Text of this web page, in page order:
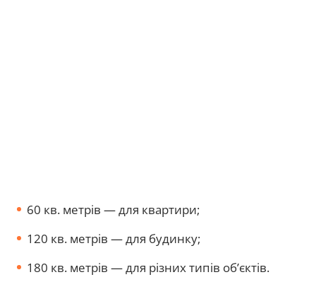
60 кв. метрів — для квартири;
120 кв. метрів — для будинку;
180 кв. метрів — для різних типів об’єктів.